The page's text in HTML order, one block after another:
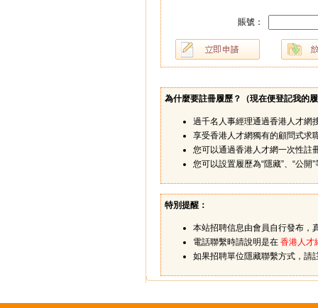
賬號：
為什麼要註冊履歷？（現在便登記我的
過千名人事經理通過香港人才網
享受香港人才網獨有的顧問式求
您可以通過香港人才網一次性註
您可以設置履歷為“隱藏”、“公
特別提醒：
本站招聘信息由會員自行發布，
電話聯繫時請說明是在 香港人才
如果招聘單位隱藏聯繫方式，請